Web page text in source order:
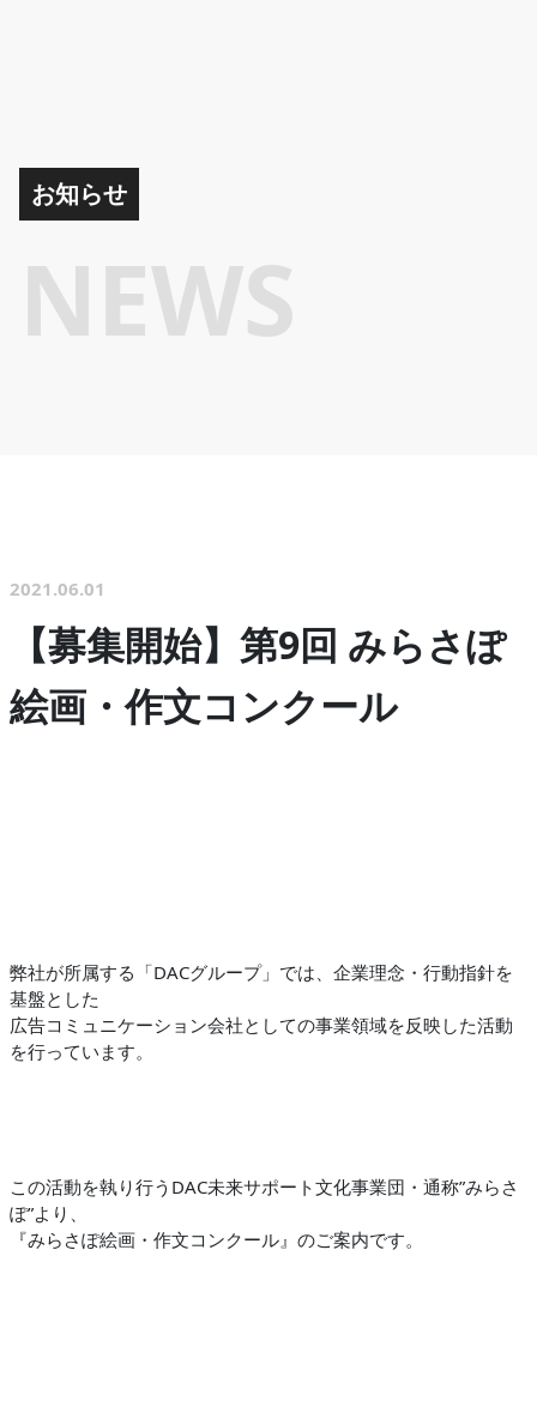
お知らせ
NEWS
2021.06.01
【募集開始】第9回 みらさぽ
絵画・作文コンクール
弊社が所属する「DACグループ」では、企業理念・行動指針を
基盤とした
広告コミュニケーション会社としての事業領域を反映した活動
を行っています。
この活動を執り行うDAC未来サポート文化事業団・通称”みらさ
ぽ”より、
『みらさぽ絵画・作文コンクール』のご案内です。